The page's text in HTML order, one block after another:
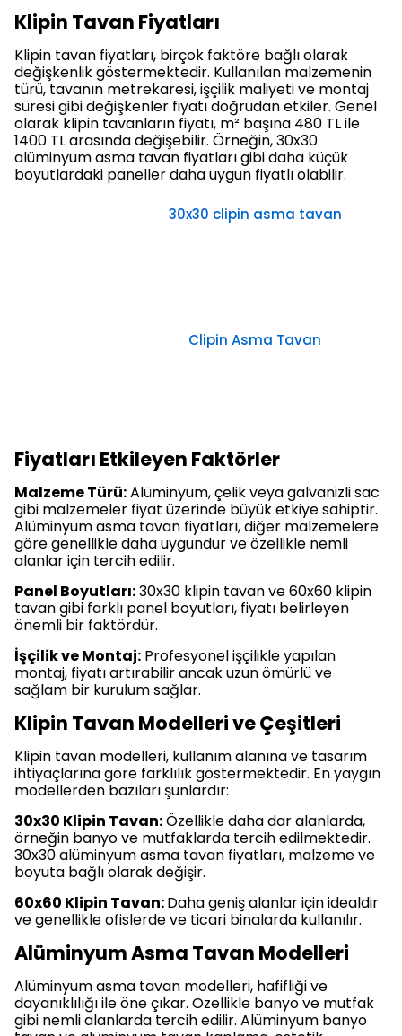
Klipin Tavan Fiyatları
Klipin tavan fiyatları, birçok faktöre bağlı olarak
değişkenlik göstermektedir. Kullanılan malzemenin
türü, tavanın metrekaresi, işçilik maliyeti ve montaj
süresi gibi değişkenler fiyatı doğrudan etkiler. Genel
olarak klipin tavanların fiyatı, m² başına 480 TL ile
1400 TL arasında değişebilir. Örneğin, 30x30
alüminyum asma tavan fiyatları gibi daha küçük
boyutlardaki paneller daha uygun fiyatlı olabilir.
30x30 clipin asma tavan
Clipin Asma Tavan
Fiyatları Etkileyen Faktörler
Malzeme Türü:Alüminyum, çelik veya galvanizli sac
gibi malzemeler fiyat üzerinde büyük etkiye sahiptir.
Alüminyum asma tavan fiyatları, diğer malzemelere
göre genellikle daha uygundur ve özellikle nemli
alanlar için tercih edilir.
Panel Boyutları:30x30 klipin tavan ve 60x60 klipin
tavan gibi farklı panel boyutları, fiyatı belirleyen
önemli bir faktördür.
İşçilik ve Montaj: Profesyonel işçilikle yapılan
montaj, fiyatı artırabilir ancak uzun ömürlü ve
sağlam bir kurulum sağlar.
Klipin Tavan Modelleri ve Çeşitleri
Klipin tavan modelleri, kullanım alanına ve tasarım
ihtiyaçlarına göre farklılık göstermektedir. En yaygın
modellerden bazıları şunlardır:
30x30 Klipin Tavan:Özellikle daha dar alanlarda,
örneğin banyo ve mutfaklarda tercih edilmektedir.
30x30 alüminyum asma tavan fiyatları, malzeme ve
boyuta bağlı olarak değişir.
60x60 Klipin Tavan:Daha geniş alanlar için idealdir
ve genellikle ofislerde ve ticari binalarda kullanılır.
Alüminyum Asma Tavan Modelleri
Alüminyum asma tavan modelleri, hafifliği ve
dayanıklılığı ile öne çıkar. Özellikle banyo ve mutfak
gibi nemli alanlarda tercih edilir. Alüminyum banyo